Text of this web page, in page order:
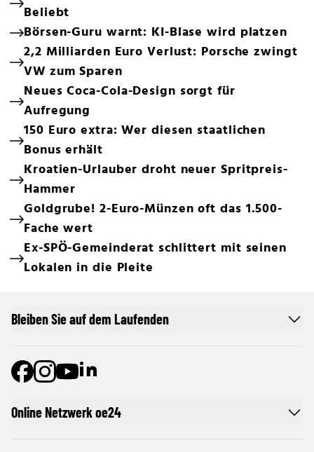
Beliebt
Börsen-Guru warnt: KI-Blase wird platzen
2,2 Milliarden Euro Verlust: Porsche zwingt
VW zum Sparen
Neues Coca-Cola-Design sorgt für
Aufregung
150 Euro extra: Wer diesen staatlichen
Bonus erhält
Kroatien-Urlauber droht neuer Spritpreis-
Hammer
Goldgrube! 2-Euro-Münzen oft das 1.500-
Fache wert
Ex-SPÖ-Gemeinderat schlittert mit seinen
Lokalen in die Pleite
Online Netzwerk oe24
Bleiben Sie auf dem Laufenden